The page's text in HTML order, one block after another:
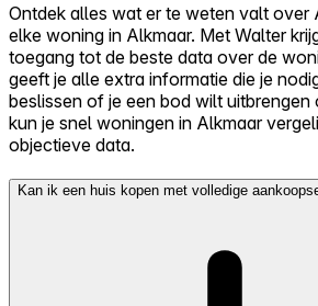
Ontdek alles wat er te weten valt over
elke woning in Alkmaar. Met Walter
toegang tot de beste data over de
geeft je alle extra informatie die je
beslissen of je een bod wilt uitbrengen
kun je snel woningen in Alkmaar
objectieve data.
Kan ik een huis kopen met volledige